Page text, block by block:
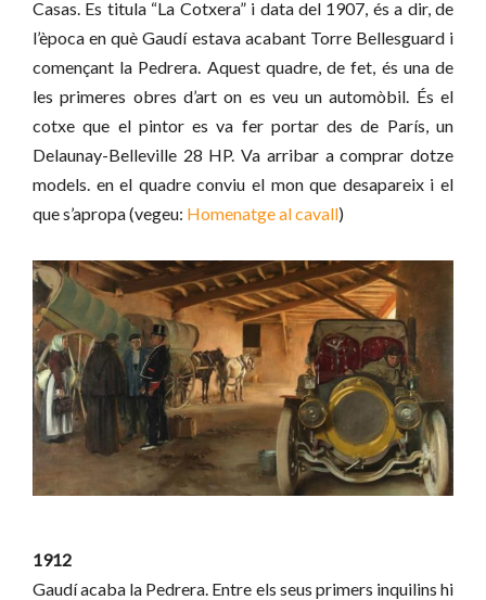
Casas. Es titula “La Cotxera” i data del 1907, és a dir, de
l’època en què Gaudí estava acabant Torre Bellesguard i
començant la Pedrera. Aquest quadre, de fet, és una de
les primeres obres d’art on es veu un automòbil. És el
cotxe que el pintor es va fer portar des de París, un
Delaunay-Belleville 28 HP. Va arribar a comprar dotze
models. en el quadre conviu el mon que desapareix i el
que s’apropa (vegeu: Homenatge al cavall)
1912
Gaudí acaba la Pedrera. Entre els seus primers inquilins hi